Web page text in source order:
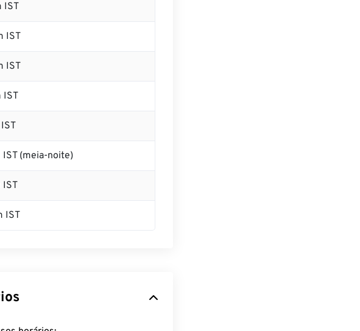
IST
IST
IST
IST
IST (meia-noite)
IST
IST